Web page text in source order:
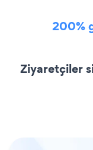
200%
Ziyaretçiler